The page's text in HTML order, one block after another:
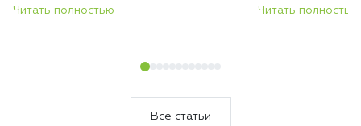
устройство для ухода за волосами.
только быстро сушить, но и безопасно
и защите волос. Каждая функция здесь
Читать полностью
понимать: речь
Читать полностью
Все статьи